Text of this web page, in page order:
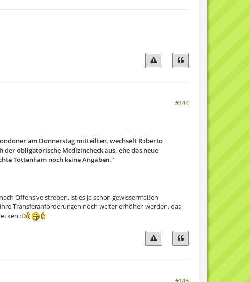
#144
am Donnerstag mitteilten, wechselt Roberto
der obligatorische Medizincheck aus, ehe das neue
Tottenham noch keine Angaben."
Offensive streben, ist es ja schon gewissermaßen
Transferanforderungen noch weiter erhöhen werden, das
:D